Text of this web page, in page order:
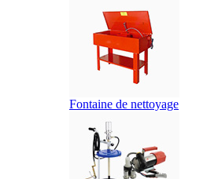
Fontaine de nettoyage